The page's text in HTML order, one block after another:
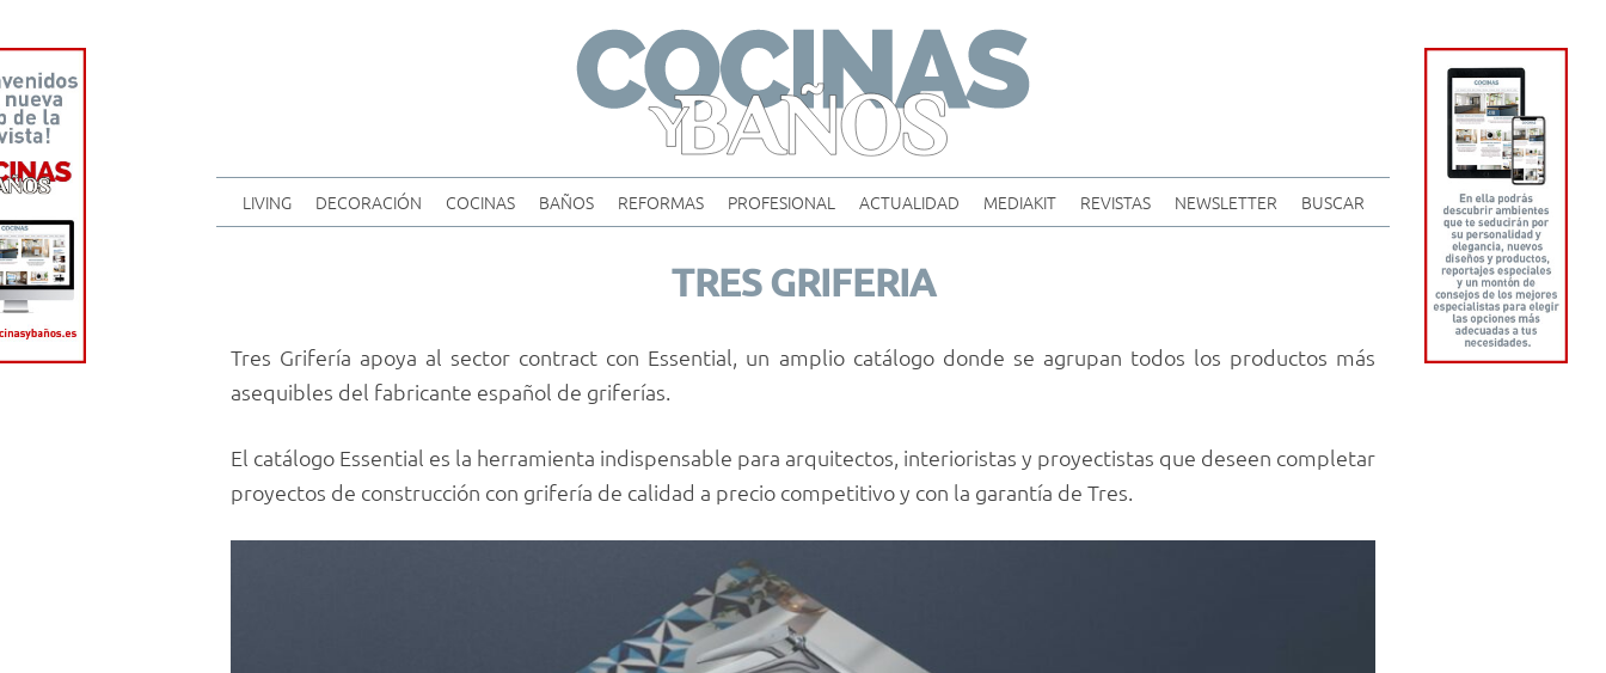
content
LIVING DECORACIÓN COCINAS BAÑOS REFORMAS PROFESIONAL ACTUALIDAD MEDIAKIT REVISTAS NEWSLETTER BUSCAR
TRES GRIFERIA
Tres Grifería apoya al sector contract con Essential, un amplio catálogo donde se agrupan todos los productos más
asequibles del fabricante español de griferías.
El catálogo Essential es la herramienta indispensable para arquitectos, interioristas y proyectistas que deseen completar
proyectos de construcción con grifería de calidad a precio competitivo y con la garantía de Tres.